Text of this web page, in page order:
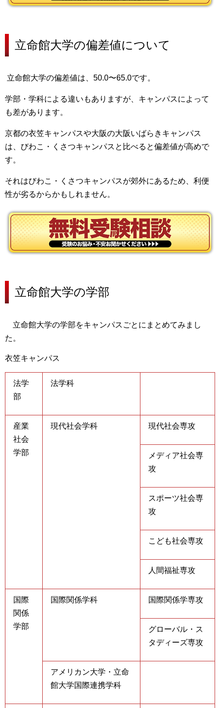
立命館大学の偏差値について
立命館大学の偏差値は、50.0〜65.0です。
学部・学科による違いもありますが、キャンパスによって
も差があります。
京都の衣笠キャンパスや大阪の大阪いばらきキャンパス
は、びわこ・くさつキャンパスと比べると偏差値が高めで
す。
それはびわこ・くさつキャンパスが郊外にあるため、利便
性が劣るからかもしれません。
立命館大学の学部
立命館大学の学部をキャンパスごとにまとめてみまし
た。
衣笠キャンパス
法学
部
法学科
産業
社会
学部
現代社会学科 現代社会専攻
メディア社会専
攻
スポーツ社会専
攻
こども社会専攻
人間福祉専攻
国際
関係
学部
国際関係学科 国際関係学専攻
グローバル・ス
タディーズ専攻
アメリカン大学・立命
館大学国際連携学科